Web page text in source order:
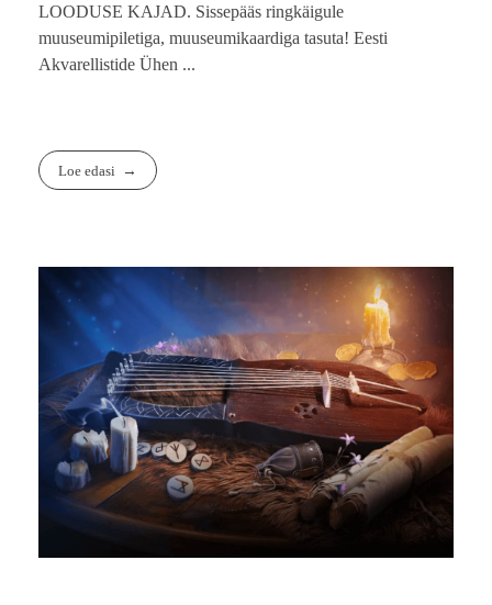
LOODUSE KAJAD. Sissepääs ringkäigule
muuseumipiletiga, muuseumikaardiga tasuta! Eesti
Akvarellistide Ühen ...
Loe edasi